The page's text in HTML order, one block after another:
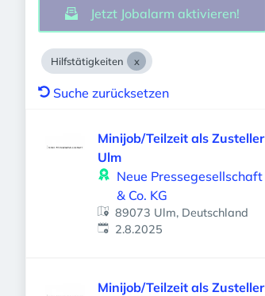
Jetzt Jobalarm aktivieren!
Hilfstätigkeiten
Suche zurücksetzen
Minijob/Teilzeit als
Ulm
Neue
& Co. KG
89073 Ulm, Deutschland
Veröffentlicht
2.8.2025
Minijob/Teilzeit als